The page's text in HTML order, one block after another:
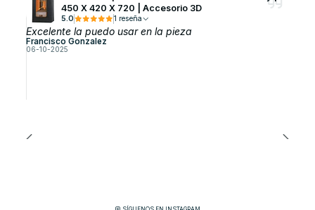
450 X 420 X 720 | Accesorio 3D
5.0 1 reseña
Excelente la puedo usar en la pieza
Francisco Gonzalez
06-10-2025